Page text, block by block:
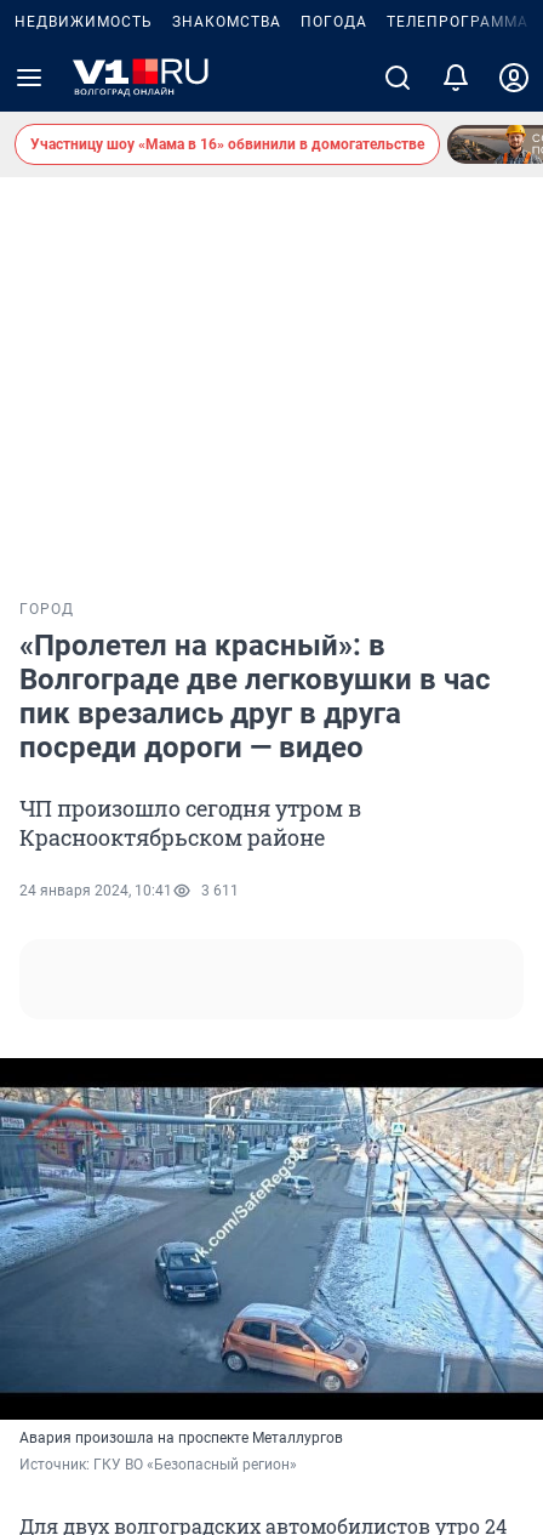
НЕДВИЖИМОСТЬ ЗНАКОМСТВА ПОГОДА ТЕЛЕПРОГРАММА
Участницу шоу «Мама в 16» обвинили в домогательстве
ГОРОД
«Пролетел на красный»: в
Волгограде две легковушки в час
пик врезались друг в друга
посреди дороги — видео
ЧП произошло сегодня утром в
Краснооктябрьском районе
24 января 2024, 10:41 3 611
Авария произошла на проспекте Металлургов
Источник: ГКУ ВО «Безопасный регион»
Для двух волгоградских автомобилистов утро 24